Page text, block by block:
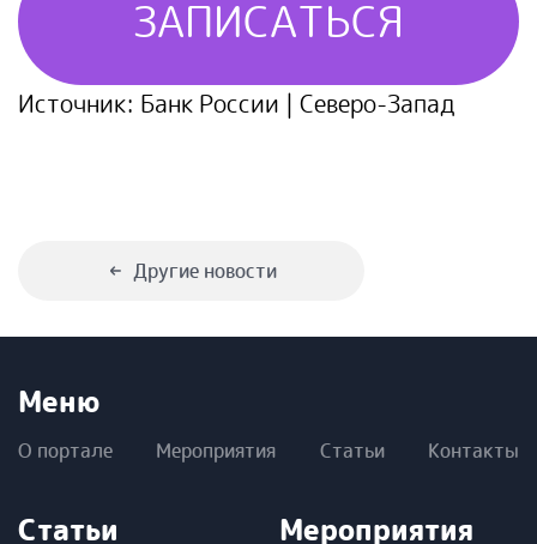
ЗАПИСАТЬСЯ
Источник: Банк России | Северо-Запад
Другие новости
Меню
О портале Мероприятия Статьи Контакты
Статьи Мероприятия